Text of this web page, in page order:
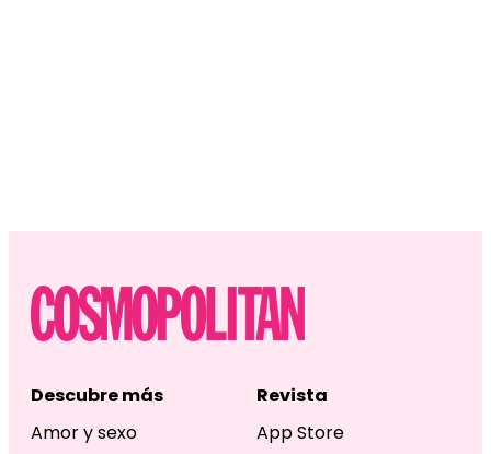
Descubre más
Amor y sexo
Revista
App Store